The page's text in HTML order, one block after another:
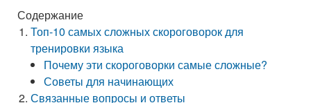
Содержание
Топ-10 самых сложных скороговорок для
тренировки языка
Почему эти скороговорки самые сложные?
Советы для начинающих
Связанные вопросы и ответы